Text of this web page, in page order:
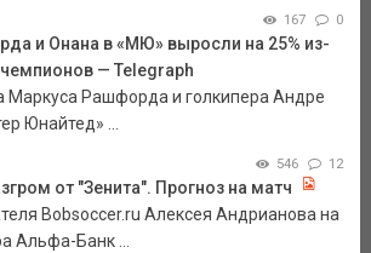
167 0
и Онана в «МЮ» выросли на 25% из-
— Telegraph
Рашфорда и голкипера Андре
Юнайтед» ...
546 12
от "Зенита". Прогноз на матч
Bobsoccer.ru Алексея Андрианова на
Альфа-Банк ...